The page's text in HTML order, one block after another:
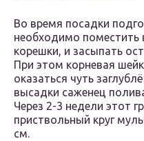
Во время посадки
необходимо поместить
корешки, и засыпать
При этом корневая
оказаться чуть
высадки саженец
Через 2-3 недели этот
приствольный круг
см.